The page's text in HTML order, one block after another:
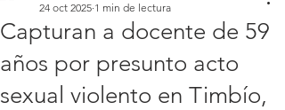
Capturan a docente de 59
años por presunto acto
sexual violento en Timbío,
24 oct 2025 1 min de lectura